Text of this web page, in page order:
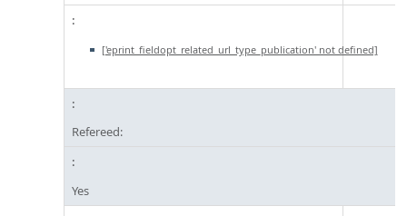
['eprint_fieldopt_related_url_type_publication' not defined]
Refereed:
Yes